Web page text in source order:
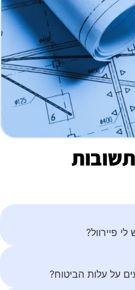
פיירוול?
על עלות הביטוח?